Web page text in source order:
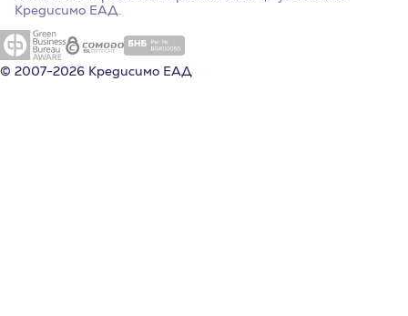
Кредисимо ЕАД.
© 2007-2026 Кредисимо ЕАД